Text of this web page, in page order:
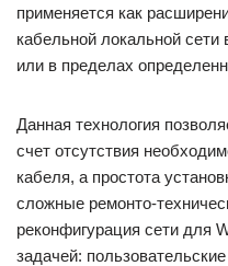
применяется как
кабельной локальной сети
или в пределах
Данная технология
счет отсутствия
кабеля, а простота
сложные ремонто-
реконфигурация сети для
задачей: